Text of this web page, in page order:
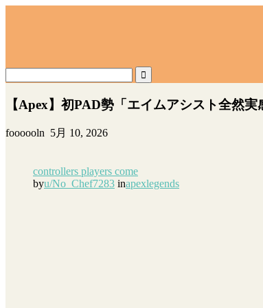
【Apex】初PAD勢「エイムアシスト全然
foooooln 5月 10, 2026
controllers players come
byu/No_Chef7283 inapexlegends